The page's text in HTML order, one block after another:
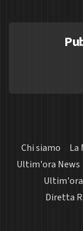
Chi siamo La
Ultim'ora News
Diretta